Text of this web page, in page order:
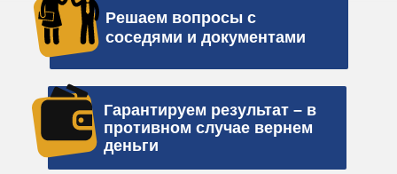
Гарантируем результат – в
противном случае вернем
деньги
Решаем вопросы с
соседями и документами